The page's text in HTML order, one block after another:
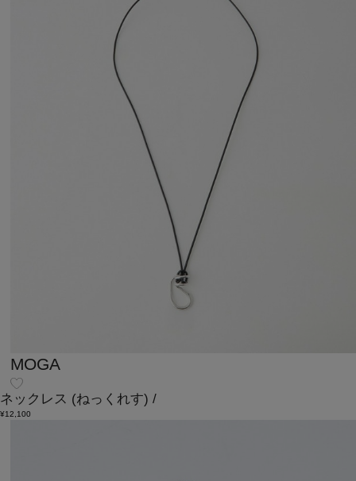
MOGA
ネックレス (ねっくれす) /
¥12,100